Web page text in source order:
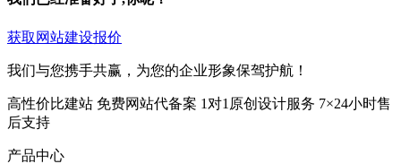
获取网站建设报价
我们与您携手共赢，为您的企业形象保驾护航！
高性价比建站 免费网站代备案 1对1原创设计服务 7×24小时售
后支持
产品中心